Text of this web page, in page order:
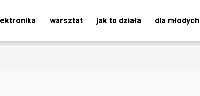
warsztat jak to działa dla młodych